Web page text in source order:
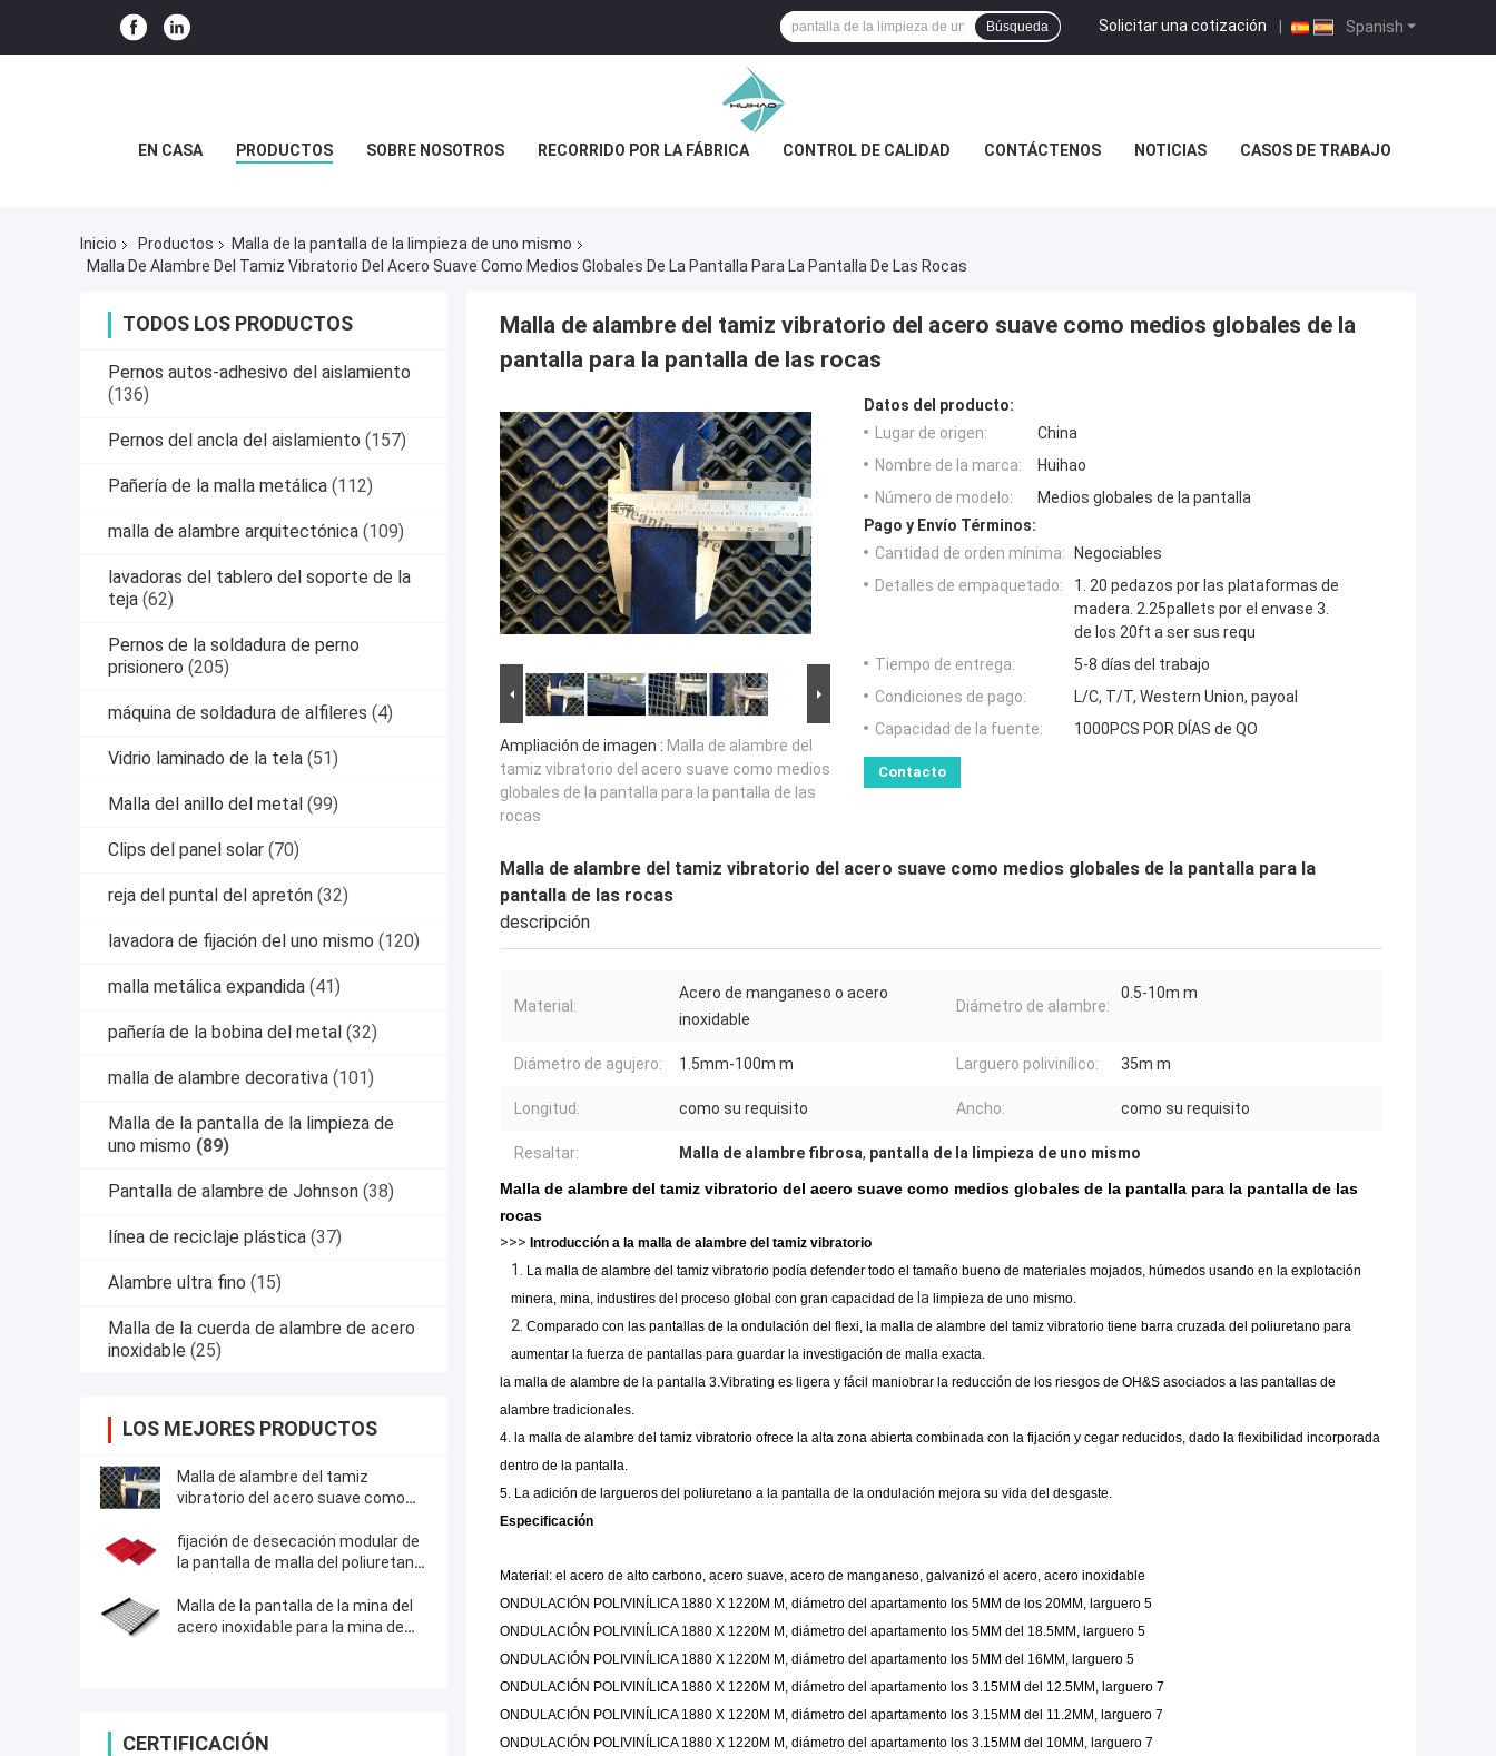
Spanish
Solicitar una cotización |
Búsqueda
EN CASA PRODUCTOS SOBRE NOSOTROS RECORRIDO POR LA FÁBRICA CONTROL DE CALIDAD CONTÁCTENOS NOTICIAS CASOS DE TRABAJO
Inicio Productos
Malla de la pantalla de la limpieza de uno mismo
Malla De Alambre Del Tamiz Vibratorio Del Acero Suave Como Medios Globales De La Pantalla Para La Pantalla De Las Rocas
TODOS LOS PRODUCTOS
Pernos autos-adhesivo del aislamiento
(136)
Pernos del ancla del aislamiento (157)
Pañería de la malla metálica (112)
malla de alambre arquitectónica (109)
lavadoras del tablero del soporte de la
teja (62)
Pernos de la soldadura de perno
prisionero (205)
máquina de soldadura de alfileres (4)
Vidrio laminado de la tela (51)
Malla del anillo del metal (99)
Clips del panel solar (70)
reja del puntal del apretón (32)
lavadora de fijación del uno mismo (120)
malla metálica expandida (41)
pañería de la bobina del metal (32)
malla de alambre decorativa (101)
Malla de la pantalla de la limpieza de
uno mismo (89)
Pantalla de alambre de Johnson (38)
línea de reciclaje plástica (37)
Alambre ultra fino (15)
Malla de la cuerda de alambre de acero
inoxidable (25)
LOS MEJORES PRODUCTOS
Malla de alambre del tamiz
vibratorio del acero suave como
la pantalla de las rocas
fijación de desecación modular de
la pantalla de malla del poliuretano
blanca /negra de la PU
Malla de la pantalla de la mina del
acero inoxidable para la mina de
CERTIFICACIÓN
Malla de alambre del tamiz vibratorio del acero suave como medios globales de la
pantalla para la pantalla de las rocas
Ampliación de imagen : Malla de alambre del
tamiz vibratorio del acero suave como medios
globales de la pantalla para la pantalla de las
rocas
Datos del producto:
Lugar de origen:
China
Nombre de la marca:
Huihao
Número de modelo:
Medios globales de la pantalla
Pago y Envío Términos:
Cantidad de orden mínima: Negociables
Detalles de empaquetado:
1. 20 pedazos por las plataformas de
madera. 2.25pallets por el envase 3.
de los 20ft a ser sus requ
Tiempo de entrega:
5-8 días del trabajo
Condiciones de pago:
L/C, T/T, Western Union, payoal
Capacidad de la fuente:
1000PCS POR DÍAS de QO
Contacto
Malla de alambre del tamiz vibratorio del acero suave como medios globales de la pantalla para la
pantalla de las rocas
descripción
Material:
Acero de manganeso o acero
inoxidable
Diámetro de alambre:
0.5-10m m
Diámetro de agujero: 1.5mm-100m m Larguero polivinílico: 35m m
Longitud: como su requisito Ancho: como su requisito
Resaltar: Malla de alambre fibrosa, pantalla de la limpieza de uno mismo
Malla de alambre del tamiz vibratorio del acero suave como medios globales de la pantalla para la pantalla de las
rocas
>>> Introducción a la malla de alambre del tamiz vibratorio
1.
La malla de alambre del tamiz vibratorio podía defender todo el tamaño bueno de materiales mojados, húmedos usando en la explotación
minera, mina, industires del proceso global con gran capacidad de la limpieza de uno mismo.
2. Comparado con las pantallas de la ondulación del flexi, la malla de alambre del tamiz vibratorio tiene barra cruzada del poliuretano para
aumentar la fuerza de pantallas para guardar la investigación de malla exacta.
la malla de alambre de la pantalla 3.Vibrating es ligera y fácil maniobrar la reducción de los riesgos de OH&S asociados a las pantallas de
alambre tradicionales.
4. la malla de alambre del tamiz vibratorio ofrece la alta zona abierta combinada con la fijación y cegar reducidos, dado la flexibilidad incorporada
dentro de la pantalla.
5. La adición de largueros del poliuretano a la pantalla de la ondulación mejora su vida del desgaste.
Especificación
Material: el acero de alto carbono, acero suave, acero de manganeso, galvanizó el acero, acero inoxidable
ONDULACIÓN POLIVINÍLICA 1880 X 1220M M, diámetro del apartamento los 5MM de los 20MM, larguero 5
ONDULACIÓN POLIVINÍLICA 1880 X 1220M M, diámetro del apartamento los 5MM del 18.5MM, larguero 5
ONDULACIÓN POLIVINÍLICA 1880 X 1220M M, diámetro del apartamento los 5MM del 16MM, larguero 5
ONDULACIÓN POLIVINÍLICA 1880 X 1220M M, diámetro del apartamento los 3.15MM del 12.5MM, larguero 7
ONDULACIÓN POLIVINÍLICA 1880 X 1220M M, diámetro del apartamento los 3.15MM del 11.2MM, larguero 7
ONDULACIÓN POLIVINÍLICA 1880 X 1220M M, diámetro del apartamento los 3.15MM del 10MM, larguero 7